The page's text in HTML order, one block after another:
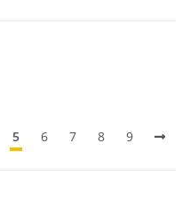
5 6 7 8 9